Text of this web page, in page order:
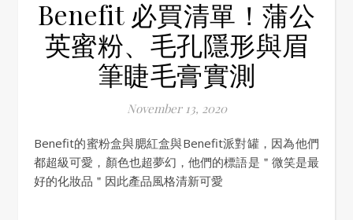
Benefit 必買清單！蒲公
英蜜粉、毛孔隱形與眉
筆睫毛膏實測
November 13, 2020
Benefit的蜜粉盒與腮紅盒與Benefit派對罐，因為他們
都超級可愛，顏色也超夢幻，他們的標語是＂微笑是最
好的化妝品＂因此產品風格清新可愛